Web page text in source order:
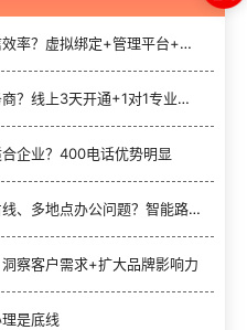
虚拟绑定+管理平台+增值功能
线上3天开通+1对1专业服务
企业？400电话优势明显
办公问题？智能路由+统一号码是核心
察客户需求+扩大品牌影响力
是底线